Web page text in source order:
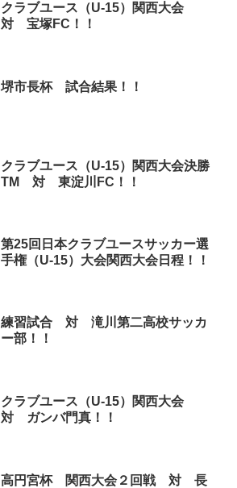
クラブユース（U-15）関西大会
対 宝塚FC！！
堺市長杯 試合結果！！
クラブユース（U-15）関西大会決勝
TM 対 東淀川FC！！
第25回日本クラブユースサッカー選
手権（U-15）大会関西大会日程！！
練習試合 対 滝川第二高校サッカ
ー部！！
クラブユース（U-15）関西大会
対 ガンバ門真！！
高円宮杯 関西大会２回戦 対 長